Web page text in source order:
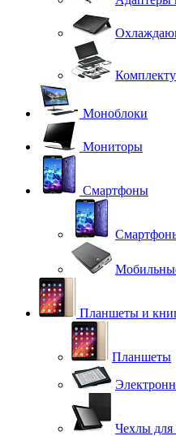
Моноблоки
Мониторы
Смартфоны
Планшеты и
Планшеты
Чехлы для